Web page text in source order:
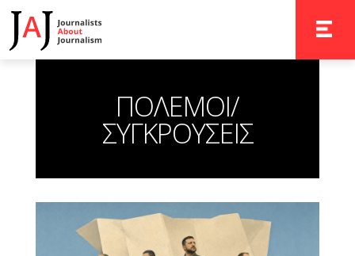
ΠΟΛΕΜΟΙ/
ΣΥΓΚΡΟΥΣΕΙΣ